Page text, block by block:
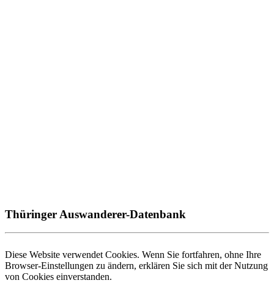
Thüringer Auswanderer-Datenbank
Diese Website verwendet Cookies. Wenn Sie fortfahren, ohne Ihre
Browser-Einstellungen zu ändern, erklären Sie sich mit der Nutzung
von Cookies einverstanden.